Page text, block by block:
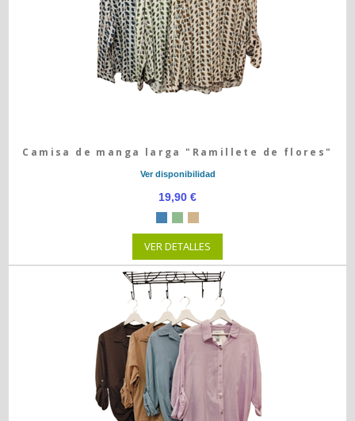
Camisa de manga larga "Ramillete de flores"
Ver disponibilidad
19,90 €
VER DETALLES